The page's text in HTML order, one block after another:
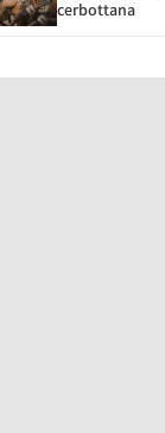
cerbottana